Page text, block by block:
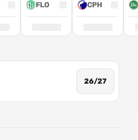
FLO
CPH
26/27